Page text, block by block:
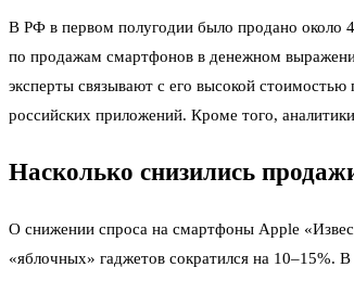
В РФ в первом полугодии было продано около
по продажам смартфонов в денежном
эксперты связывают с его высокой
российских приложений. Кроме того,
Насколько снизились
О снижении спроса на смартфоны Apple
«яблочных» гаджетов сократился на 10–15%.